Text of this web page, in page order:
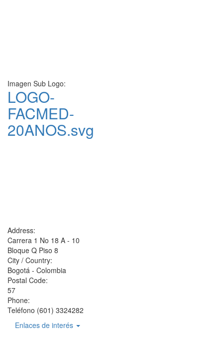
Imagen Sub Logo:
LOGO-
FACMED-
20ANOS.svg
Address:
Carrera 1 No 18 A - 10
Bloque Q Piso 8
City / Country:
Bogotá - Colombia
Postal Code:
57
Phone:
Teléfono (601) 3324282
Enlaces de interés